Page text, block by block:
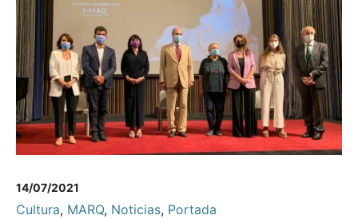
14/07/2021
Cultura, MARQ, Noticias, Portada